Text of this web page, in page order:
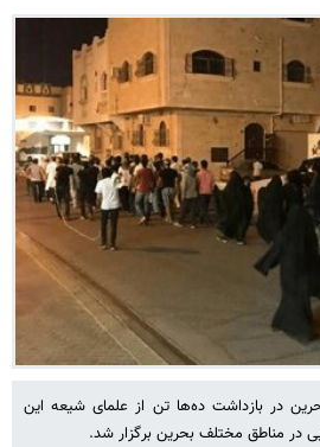
در بازداشت ده‌ها تن از علمای شیعه این
در مناطق مختلف بحرین برگزار شد.